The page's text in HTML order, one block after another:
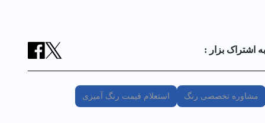
به اشتراک بزار :
مشاوره تخصصی رنگ استعلام قیمت رنگ آمیزی